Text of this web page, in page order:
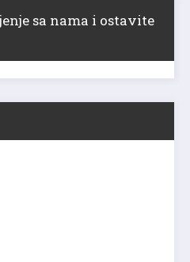
sa nama i ostavite